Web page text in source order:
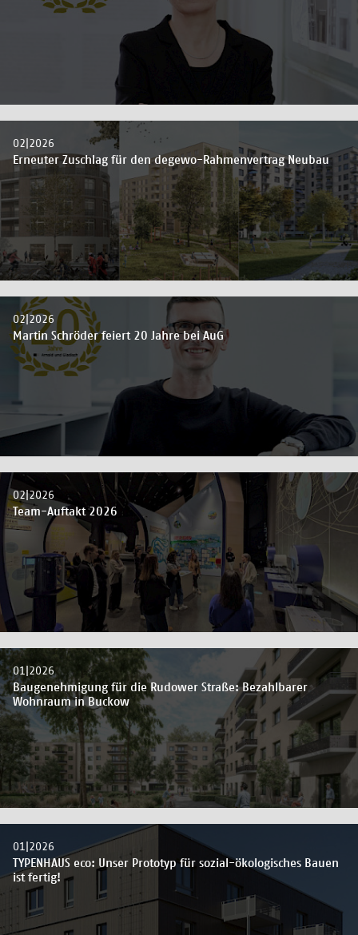
02|2026
Erneuter Zuschlag für den degewo-Rahmenvertrag Neubau
02|2026
Martin Schröder feiert 20 Jahre bei AuG
02|2026
Team-Auftakt 2026
01|2026
Baugenehmigung für die Rudower Straße: Bezahlbarer
Wohnraum in Buckow
01|2026
TYPENHAUS eco: Unser Prototyp für sozial-ökologisches Bauen
ist fertig!